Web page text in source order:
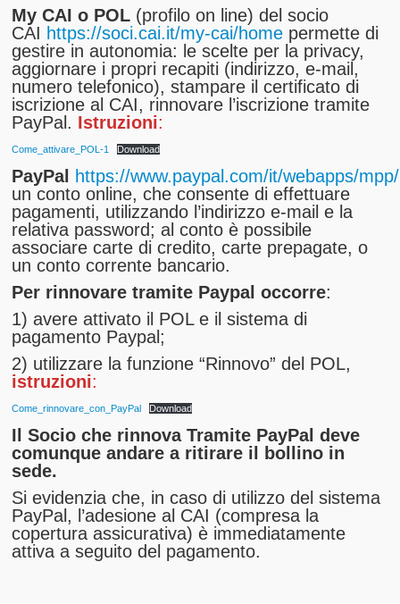
My CAI o POL (profilo on line) del socio
CAI https://soci.cai.it/my-cai/home permette di
gestire in autonomia: le scelte per la privacy,
aggiornare i propri recapiti (indirizzo, e-mail,
numero telefonico), stampare il certificato di
iscrizione al CAI, rinnovare l’iscrizione tramite
PayPal. Istruzioni:
Come_attivare_POL-1 Download
PayPal
https://www.paypal.com/it/webapps/
un conto online, che consente di effettuare
pagamenti, utilizzando l’indirizzo e-mail e la
relativa password; al conto è possibile
associare carte di credito, carte prepagate, o
un conto corrente bancario.
Per rinnovare tramite Paypal occorre:
1) avere attivato il POL e il sistema di
pagamento Paypal;
2) utilizzare la funzione “Rinnovo” del POL,
istruzioni:
Come_rinnovare_con_PayPal Download
Il Socio che rinnova Tramite PayPal deve
comunque andare a ritirare il bollino in
sede.
Si evidenzia che, in caso di utilizzo del sistema
PayPal, l’adesione al CAI (compresa la
copertura assicurativa) è immediatamente
attiva a seguito del pagamento.